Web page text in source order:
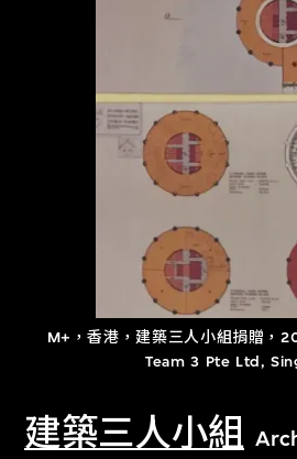
M+，香港，建築三人小組捐贈，
Team 3 Pte Ltd,
建築三人小組
關於M+藏品
文化藏品。